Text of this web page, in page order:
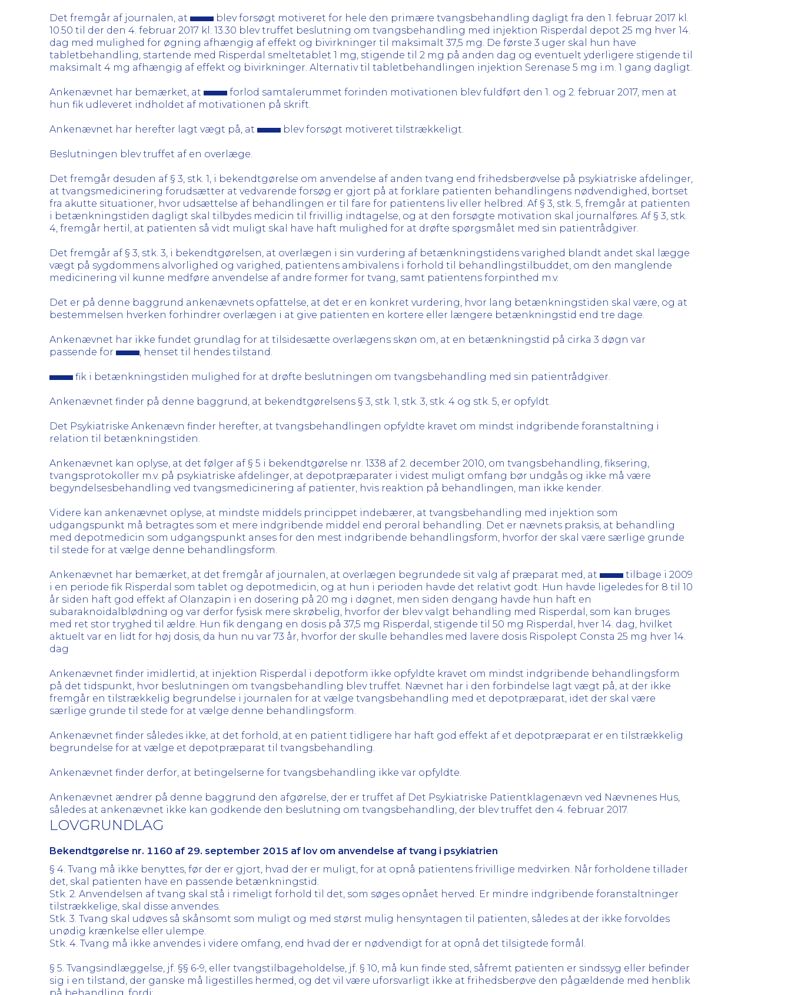
Det fremgår af journalen, at
blev forsøgt motiveret for hele den primære tvangsbehandling dagligt fra den 1. februar 2017 kl.
10.50 til der den 4. februar 2017 kl. 13.30 blev truffet beslutning om tvangsbehandling med injektion Risperdal depot 25 mg hver 14.
dag med mulighed for øgning afhængig af effekt og bivirkninger til maksimalt 37,5 mg. De første 3 uger skal hun have
tabletbehandling, startende med Risperdal smeltetablet 1 mg, stigende til 2 mg på anden dag og eventuelt yderligere stigende til
maksimalt 4 mg afhængig af effekt og bivirkninger. Alternativ til tabletbehandlingen injektion Serenase 5 mg i.m. 1 gang dagligt.
Ankenævnet har bemærket, at
forlod samtalerummet forinden motivationen blev fuldført den 1. og 2. februar 2017, men at
hun fik udleveret indholdet af motivationen på skrift.
Ankenævnet har herefter lagt vægt på, at blev forsøgt motiveret tilstrækkeligt.
Beslutningen blev truffet af en overlæge.
Det fremgår desuden af § 3, stk. 1, i bekendtgørelse om anvendelse af anden tvang end frihedsberøvelse på psykiatriske afdelinger,
at tvangsmedicinering forudsætter at vedvarende forsøg er gjort på at forklare patienten behandlingens nødvendighed, bortset
fra akutte situationer, hvor udsættelse af behandlingen er til fare for patientens liv eller helbred. Af § 3, stk. 5, fremgår at patienten
i betænkningstiden dagligt skal tilbydes medicin til frivillig indtagelse, og at den forsøgte motivation skal journalføres. Af § 3, stk.
4, fremgår hertil, at patienten så vidt muligt skal have haft mulighed for at drøfte spørgsmålet med sin patientrådgiver.
Det fremgår af § 3, stk. 3, i bekendtgørelsen, at overlægen i sin vurdering af betænkningstidens varighed blandt andet skal lægge
vægt på sygdommens alvorlighed og varighed, patientens ambivalens i forhold til behandlingstilbuddet, om den manglende
medicinering vil kunne medføre anvendelse af andre former for tvang, samt patientens forpinthed m.v.
Det er på denne baggrund ankenævnets opfattelse, at det er en konkret vurdering, hvor lang betænkningstiden skal være, og at
bestemmelsen hverken forhindrer overlægen i at give patienten en kortere eller længere betænkningstid end tre dage.
Ankenævnet har ikke fundet grundlag for at tilsidesætte overlægens skøn om, at en betænkningstid på cirka 3 døgn var
passende for
, henset til hendes tilstand.
fik i betænkningstiden mulighed for at drøfte beslutningen om tvangsbehandling med sin patientrådgiver.
Ankenævnet finder på denne baggrund, at bekendtgørelsens § 3, stk. 1, stk. 3, stk. 4 og stk. 5, er opfyldt.
Det Psykiatriske Ankenævn finder herefter, at tvangsbehandlingen opfyldte kravet om mindst indgribende foranstaltning i
relation til betænkningstiden.
Ankenævnet kan oplyse, at det følger af § 5 i bekendtgørelse nr. 1338 af 2. december 2010, om tvangsbehandling, fiksering,
tvangsprotokoller m.v. på psykiatriske afdelinger, at depotpræparater i videst muligt omfang bør undgås og ikke må være
begyndelsesbehandling ved tvangsmedicinering af patienter, hvis reaktion på behandlingen, man ikke kender.
Videre kan ankenævnet oplyse, at mindste middels princippet indebærer, at tvangsbehandling med injektion som
udgangspunkt må betragtes som et mere indgribende middel end peroral behandling. Det er nævnets praksis, at behandling
med depotmedicin som udgangspunkt anses for den mest indgribende behandlingsform, hvorfor der skal være særlige grunde
til stede for at vælge denne behandlingsform.
Ankenævnet har bemærket, at det fremgår af journalen, at overlægen begrundede sit valg af præparat med, at
tilbage i 2009
i en periode fik Risperdal som tablet og depotmedicin, og at hun i perioden havde det relativt godt. Hun havde ligeledes for 8 til 10
år siden haft god effekt af Olanzapin i en dosering på 20 mg i døgnet, men siden dengang havde hun haft en
subaraknoidalblødning og var derfor fysisk mere skrøbelig, hvorfor der blev valgt behandling med Risperdal, som kan bruges
med ret stor tryghed til ældre. Hun fik dengang en dosis på 37,5 mg Risperdal, stigende til 50 mg Risperdal, hver 14. dag, hvilket
aktuelt var en lidt for høj dosis, da hun nu var 73 år, hvorfor der skulle behandles med lavere dosis Rispolept Consta 25 mg hver 14.
dag
Ankenævnet finder imidlertid, at injektion Risperdal i depotform ikke opfyldte kravet om mindst indgribende behandlingsform
på det tidspunkt, hvor beslutningen om tvangsbehandling blev truffet. Nævnet har i den forbindelse lagt vægt på, at der ikke
fremgår en tilstrækkelig begrundelse i journalen for at vælge tvangsbehandling med et depotpræparat, idet der skal være
særlige grunde til stede for at vælge denne behandlingsform.
Ankenævnet finder således ikke, at det forhold, at en patient tidligere har haft god effekt af et depotpræparat er en tilstrækkelig
begrundelse for at vælge et depotpræparat til tvangsbehandling.
Ankenævnet finder derfor, at betingelserne for tvangsbehandling ikke var opfyldte.
Ankenævnet ændrer på denne baggrund den afgørelse, der er truffet af Det Psykiatriske Patientklagenævn ved Nævnenes Hus,
således at ankenævnet ikke kan godkende den beslutning om tvangsbehandling, der blev truffet den 4. februar 2017.
LOVGRUNDLAG
Bekendtgørelse nr. 1160 af 29. september 2015 af lov om anvendelse af tvang i psykiatrien
§ 4. Tvang må ikke benyttes, før der er gjort, hvad der er muligt, for at opnå patientens frivillige medvirken. Når forholdene tillader
det, skal patienten have en passende betænkningstid.
Stk. 2. Anvendelsen af tvang skal stå i rimeligt forhold til det, som søges opnået herved. Er mindre indgribende foranstaltninger
tilstrækkelige, skal disse anvendes.
Stk. 3. Tvang skal udøves så skånsomt som muligt og med størst mulig hensyntagen til patienten, således at der ikke forvoldes
unødig krænkelse eller ulempe.
Stk. 4. Tvang må ikke anvendes i videre omfang, end hvad der er nødvendigt for at opnå det tilsigtede formål.
§ 5. Tvangsindlæggelse, jf. §§ 6-9, eller tvangstilbageholdelse, jf. § 10, må kun finde sted, såfremt patienten er sindssyg eller befinder
sig i en tilstand, der ganske må ligestilles hermed, og det vil være uforsvarligt ikke at frihedsberøve den pågældende med henblik